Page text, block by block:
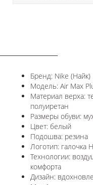
Бренд: Nike (Найк)
Модель: Air Max
Материал верха:
полуиретан
Размеры обуви:
Цвет: белый
Подошва: резина
Логотип: галочка
Технологии:
комфорта
Дизайн: